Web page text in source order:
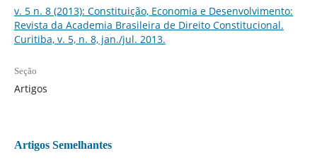
v. 5 n. 8 (2013): Constituição, Economia e Desenvolvimento:
Revista da Academia Brasileira de Direito Constitucional.
Curitiba, v. 5, n. 8, jan./jul. 2013.
Seção
Artigos
Artigos Semelhantes